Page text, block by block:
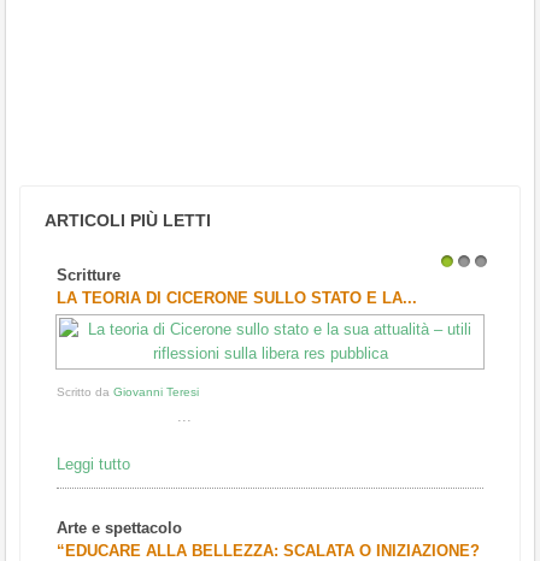
ARTICOLI PIÙ LETTI
Scritture
LA TEORIA DI CICERONE SULLO STATO E LA...
Scritto da Giovanni Teresi
...
Leggi tutto
Arte e spettacolo
“EDUCARE ALLA BELLEZZA: SCALATA O INIZIAZIONE?